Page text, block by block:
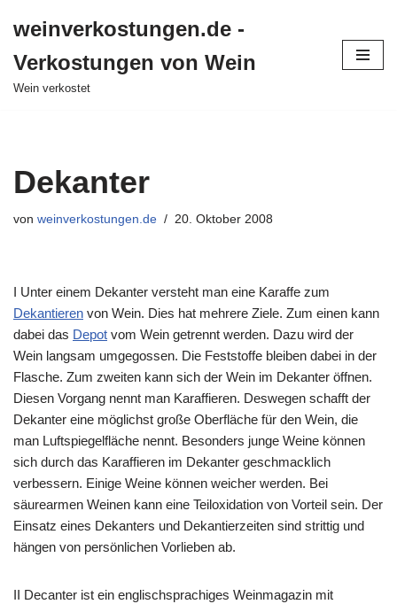
Inhalt
springen
weinverkostungen.de -
Verkostungen von Wein
Wein verkostet
Dekanter
von weinverkostungen.de 20. Oktober 2008
I Unter einem Dekanter versteht man eine Karaffe zum
Dekantieren von Wein. Dies hat mehrere Ziele. Zum einen kann
dabei das Depot vom Wein getrennt werden. Dazu wird der
Wein langsam umgegossen. Die Feststoffe bleiben dabei in der
Flasche. Zum zweiten kann sich der Wein im Dekanter öffnen.
Diesen Vorgang nennt man Karaffieren. Deswegen schafft der
Dekanter eine möglichst große Oberfläche für den Wein, die
man Luftspiegelfläche nennt. Besonders junge Weine können
sich durch das Karaffieren im Dekanter geschmacklich
verbessern. Einige Weine können weicher werden. Bei
säurearmen Weinen kann eine Teiloxidation von Vorteil sein. Der
Einsatz eines Dekanters und Dekantierzeiten sind strittig und
hängen von persönlichen Vorlieben ab.
II Decanter ist ein englischsprachiges Weinmagazin mit